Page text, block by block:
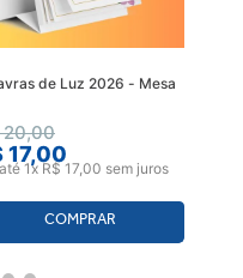
de Luz 2026 - Mesa
20,00
17,00
1x R$ 17 00 sem juros